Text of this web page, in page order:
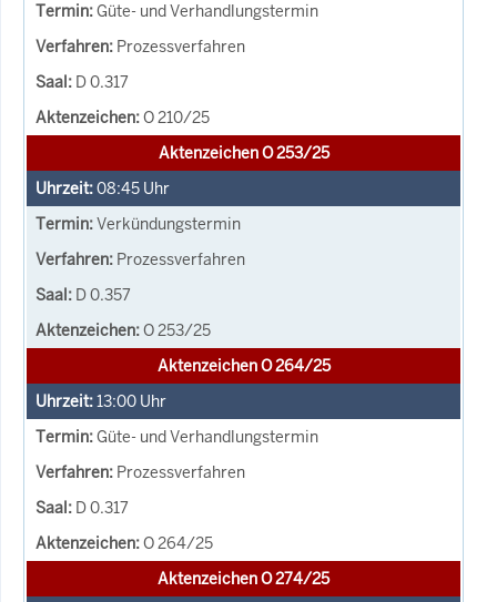
Güte- und Verhandlungstermin
Prozessverfahren
D 0.317
O 210/25
Aktenzeichen O 253/25
08:45 Uhr
Verkündungstermin
Prozessverfahren
D 0.357
O 253/25
Aktenzeichen O 264/25
13:00 Uhr
Güte- und Verhandlungstermin
Prozessverfahren
D 0.317
O 264/25
Aktenzeichen O 274/25